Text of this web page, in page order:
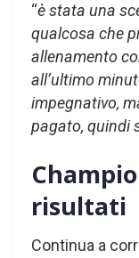
“è stata una
qualcosa che
allenamento
all’ultimo
impegnativo,
pagato, quindi
risultati
Continua a